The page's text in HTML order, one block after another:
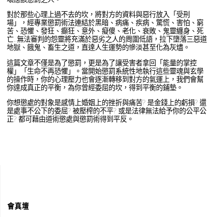
對於那些心理上過不去的坎，將對方的資料與惡行放入「受刑
場」，經專業懲罰術法連結於黑暗、病痛、疾病、驚慌、害怕、窮
苦、恐懼、發狂、癲狂、意外、癡傻、老化、衰敗、鬼靈纏身、死
亡….無法審判的怨靈將充滿於惡劣之人的周圍低語，拉下墮落三惡道
地獄、餓鬼、畜生之道，直達人生運勢的慘淡甚至化為灰燼。
這篇文章不僅是為了懲罰，更是為了讓受害者拿回「能量的掌控
權」「生命不再恐懼」。當開始懲罰系統性地執行這些靈魂與玄學
的操作時，你的心理壓力也會逐漸轉移到對方的氣運上，我們會幫
你達成真正的平衡，為你曾經委屈的坎，得到平衡的鋪墊。
你想懲處的對象是感情上婚姻上的挫折與痛苦? 是金錢上的虧損? 還
是處事不公下的委屈? 被壓榨的不平? 或是法律無法給予你的公平公
正? 都可藉由道術懲處與懲罰術得到平反。
會真壇